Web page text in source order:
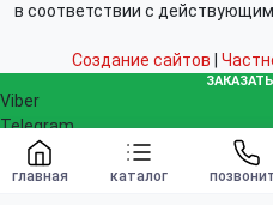
главная каталог
в соответствии с
Создание сайтов
Viber
Telegram
WhatsApp
info@woodsteelwork.by